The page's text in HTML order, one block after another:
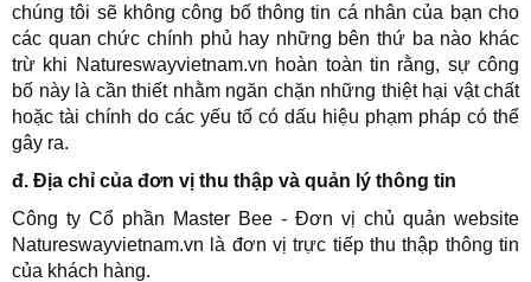
chúng tôi sẽ không công bố thông tin cá nhân của bạn cho
các quan chức chính phủ hay những bên thứ ba nào khác
trừ khi Natureswayvietnam.vn hoàn toàn tin rằng, sự công
bố này là cần thiết nhằm ngăn chặn những thiệt hại vật chất
hoặc tài chính do các yếu tố có dấu hiệu phạm pháp có thể
gây ra.
đ. Địa chỉ của đơn vị thu thập và quản lý thông tin
Công ty Cổ phần Master Bee - Đơn vị chủ quản website
Natureswayvietnam.vn là đơn vị trực tiếp thu thập thông tin
của khách hàng.